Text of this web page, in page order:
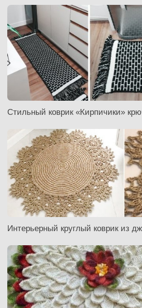
Стильный коврик «Кирпичики»
Интерьерный круглый коврик из